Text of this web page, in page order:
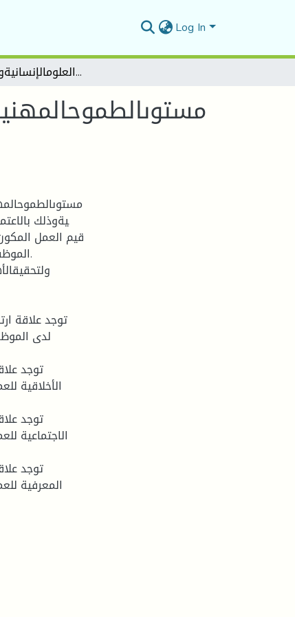
Log In
مستوىالطموحالمهنيوعلاقتهبقيمالعمللدىالموظفينالإداريين- دراسةميدانية - كليةالعلومالإنسانيةوالاجتماعية -
لدى
الأخلاقية
الاجتماعية
المعرفية